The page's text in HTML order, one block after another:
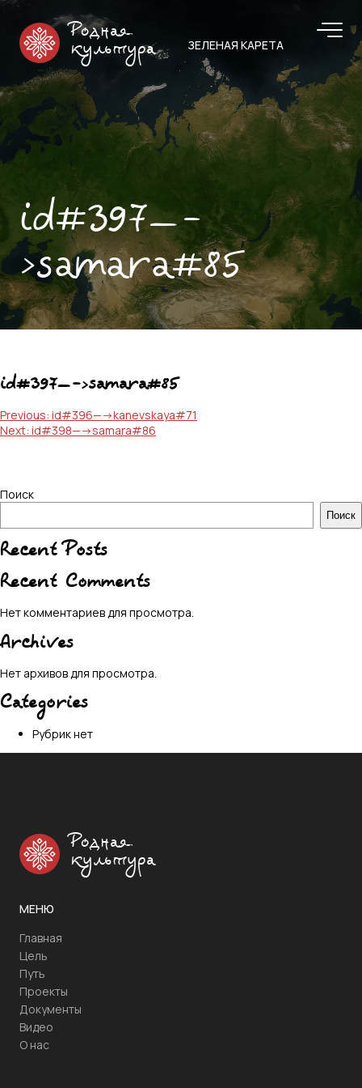
Родная
культура
ЗЕЛЕНАЯ КАРЕТА
id#397—-
>samara#85
id#397—->samara#85
Навигация
по
Previous: id#396—->kanevskaya#71
Next: id#398—->samara#86
Поиск
Поиск
Recent Posts
Recent Comments
Нет комментариев для просмотра.
Archives
Нет архивов для просмотра.
Categories
Рубрик нет
Родная
культура
МЕНЮ
Главная
Цель
Путь
Проекты
Документы
Видео
О нас